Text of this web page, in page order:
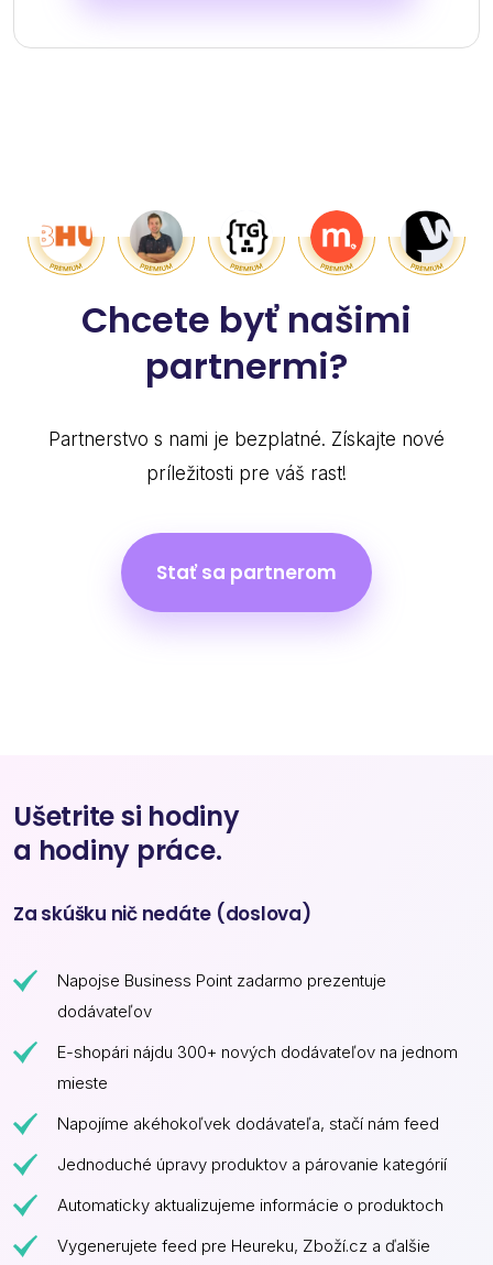
Chcete byť našimi
partnermi?
Partnerstvo s nami je bezplatné. Získajte nové
príležitosti pre váš rast!
Stať sa partnerom
Ušetrite si hodiny
a hodiny práce.
Za skúšku nič nedáte (doslova)
Napojse Business Point zadarmo prezentuje
dodávateľov
E-shopári nájdu 300+ nových dodávateľov na jednom
mieste
Napojíme akéhokoľvek dodávateľa, stačí nám feed
Jednoduché úpravy produktov a párovanie kategórií
Automaticky aktualizujeme informácie o produktoch
Vygenerujete feed pre Heureku, Zboží.cz a ďalšie